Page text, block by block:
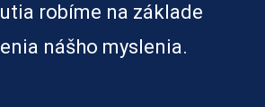
robíme na základe
nášho myslenia.